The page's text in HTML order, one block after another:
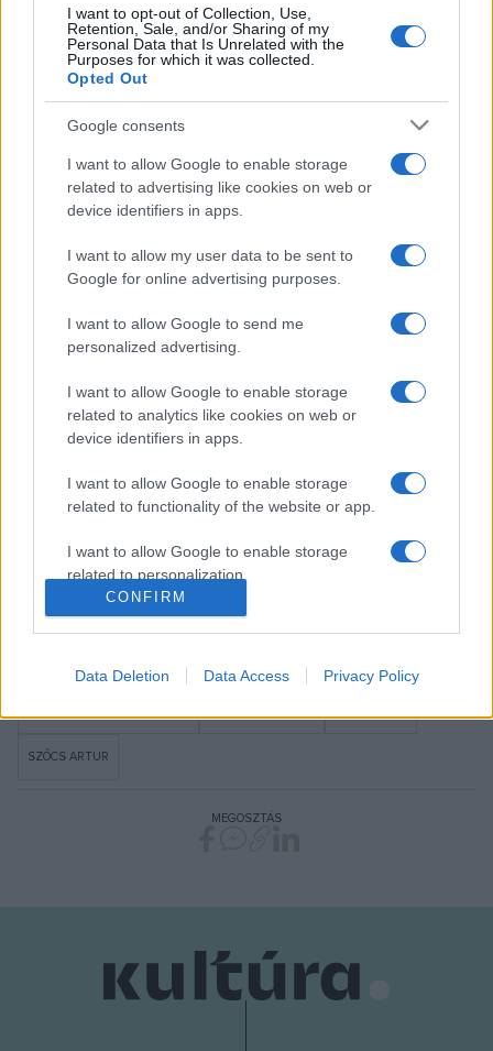
I want to opt-out of Collection, Use,
Retention, Sale, and/or Sharing of my
Personal Data that Is Unrelated with the
Purposes for which it was collected.
Opted Out
Google consents
I want to allow Google to enable storage
related to advertising like cookies on web or
device identifiers in apps.
I want to allow my user data to be sent to
Google for online advertising purposes.
I want to allow Google to send me
personalized advertising.
I want to allow Google to enable storage
related to analytics like cookies on web or
device identifiers in apps.
I want to allow Google to enable storage
related to functionality of the website or app.
I want to allow Google to enable storage
related to personalization.
I want to allow Google to enable storage
functionality and fraud prevention, and other
CONFIRM
Data Deletion Data Access Privacy Policy
Abélard, a messze földön híres tudós pap tiltott, ám sírig
tartó szerelmét jelenítik meg a tánc nyelvén”.
A bérleteket május 16. és 31. között lehet megújítani, a teljes
ÉVADISMERTETŐ KESZÉG LÁSZLÓ
SZŐCS ARTUR
MEGOSZTÁS